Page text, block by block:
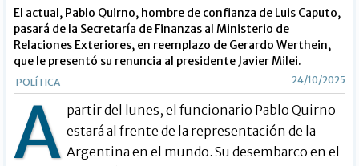
El actual, Pablo Quirno, hombre de confianza de Luis Caputo,
pasará de la Secretaría de Finanzas al Ministerio de
Relaciones Exteriores, en reemplazo de Gerardo Werthein,
que le presentó su renuncia al presidente Javier Milei.
POLÍTICA 24/10/2025
A partir del lunes, el funcionario Pablo Quirno
estará al frente de la representación de la
Argentina en el mundo. Su desembarco en el